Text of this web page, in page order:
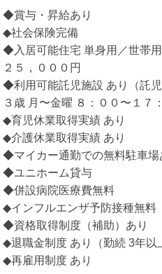
◆賞与・昇給あり
◆社会保険完備
◆入居可能住宅 単身用／世帯
２５，０００円
◆利用可能託児施設 あり（託
３歳 月〜金曜 ８：００〜１７
◆育児休業取得実績 あり
◆介護休業取得実績 あり
◆マイカー通勤での無料駐車場
◆ユニホーム貸与
◆併設病院医療費無料
◆インフルエンザ予防接種無料
◆資格取得制度（補助）あり
◆退職金制度 あり（勤続 3年以
◆再雇用制度 あり